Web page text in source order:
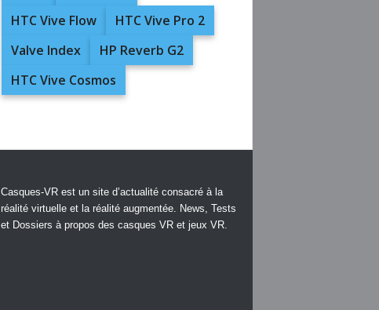
HTC Vive Flow
HTC Vive Pro 2
Valve Index
HP Reverb G2
HTC Vive Cosmos
Casques-VR est un site d’actualité consacré à la
réalité virtuelle et la réalité augmentée. News, Tests
et Dossiers à propos des casques VR et jeux VR.